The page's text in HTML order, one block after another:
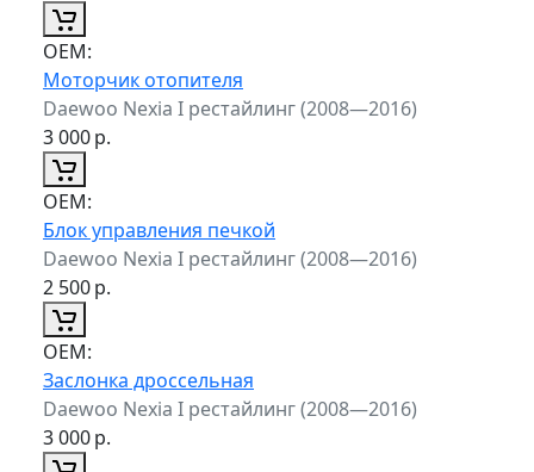
ОЕМ:
Моторчик отопителя
Daewoo Nexia I рестайлинг (2008—2016)
3 000р.
ОЕМ:
Блок управления печкой
Daewoo Nexia I рестайлинг (2008—2016)
2 500р.
ОЕМ:
Заслонка дроссельная
Daewoo Nexia I рестайлинг (2008—2016)
3 000р.